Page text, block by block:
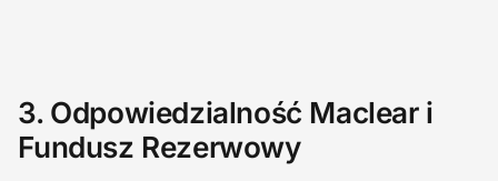
3. Odpowiedzialność Maclear i
Fundusz Rezerwowy